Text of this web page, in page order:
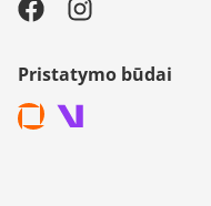
Pristatymo būdai